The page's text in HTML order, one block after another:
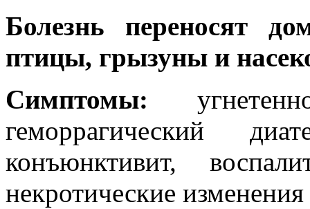
Болезнь переносят
птицы, грызуны и
Симптомы:
геморрагический
конъюнктивит,
некротические